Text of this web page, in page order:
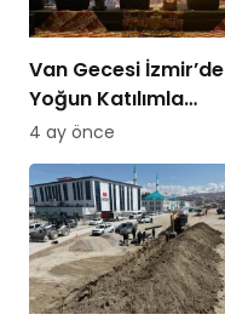
Van Gecesi İzmir’de
Yoğun Katılımla
Düzenlendi
4 ay önce